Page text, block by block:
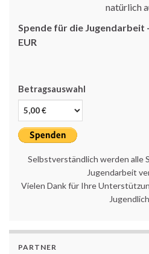
natürlich
Spende für die Jugendarbeit
EUR
Betragsauswahl
Selbstverständlich werden alle
Jugendarbeit
Vielen Dank für Ihre
PARTNER